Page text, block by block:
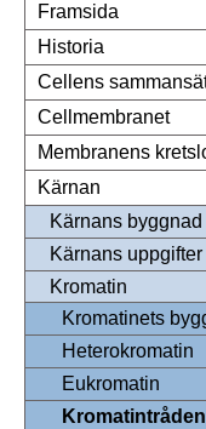
Framsida
Historia
Cellens
Cellmembranet
Membranens
Kärnan
Kärnans byggnad
Kärnans uppgifter
Kromatin
Kromatinets
Heterokromatin
Eukromatin
Kromatintråden